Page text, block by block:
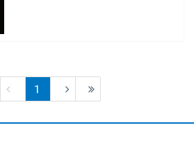
1